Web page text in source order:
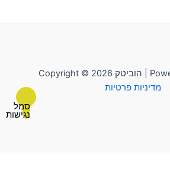
מדיניות פרטיות